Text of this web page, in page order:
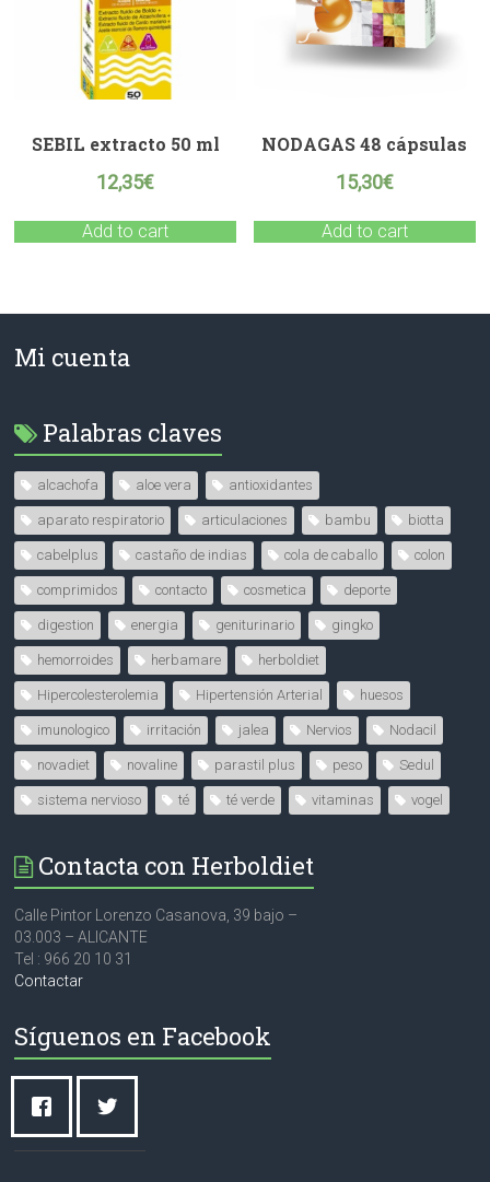
SEBIL extracto 50 ml
12,35€
Add to cart
NODAGAS 48 cápsulas
15,30€
Add to cart
Mi cuenta
Palabras claves
alcachofa aloe vera antioxidantes
aparato respiratorio articulaciones bambu biotta
cabelplus castaño de indias cola de caballo colon
comprimidos contacto cosmetica deporte
digestion energia geniturinario gingko
hemorroides herbamare herboldiet
Hipercolesterolemia Hipertensión Arterial huesos
imunologico irritación jalea Nervios Nodacil
novadiet novaline parastil plus peso Sedul
sistema nervioso té té verde vitaminas vogel
Contacta con Herboldiet
Calle Pintor Lorenzo Casanova, 39 bajo –
03.003 – ALICANTE
Tel : 966 20 10 31
Contactar
Síguenos en Facebook